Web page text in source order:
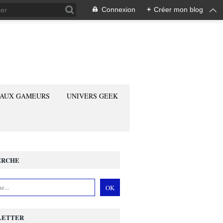
Connexion + Créer mon blog
GAMEURS UNIVERS GEEK